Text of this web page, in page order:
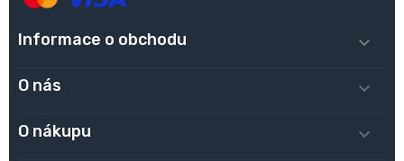
Informace o obchodu 
O nás 
O nákupu 